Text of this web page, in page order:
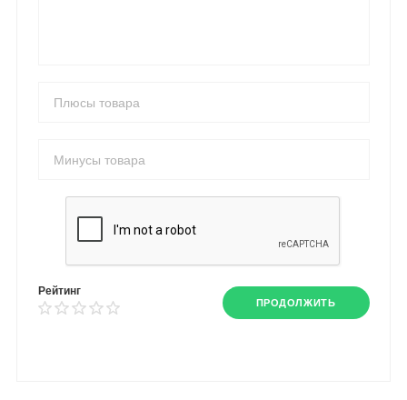
Рейтинг
ПРОДОЛЖИТЬ